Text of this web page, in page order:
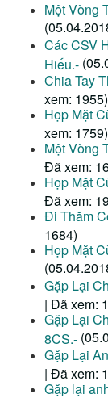
Một Vòng
Các CSV
Hiếu.-
Chia Tay
xem: 1955)
Họp Mặt
xem: 1759)
Một Vòng
Đã xem:
Họp Mặt
Đã xem:
Đi Thăm
1684)
Họp Mặt
Gặp Lại
| Đã xem:
Gặp Lại
8CS.-
Gặp Lại
| Đã xem:
Gặp lại